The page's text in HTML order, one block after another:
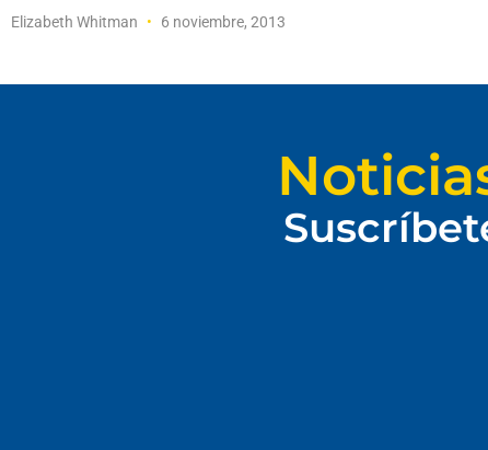
Elizabeth Whitman 6 noviembre, 2013